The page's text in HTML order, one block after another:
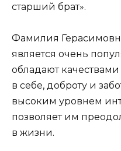
старший брат».
Фамилия
является очень
обладают
в себе, доброту и
высоким уровнем
позволяет им
в жизни.